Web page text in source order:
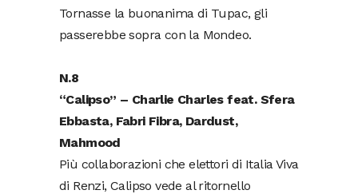
Tornasse la buonanima di Tupac, gli
passerebbe sopra con la Mondeo.
N.8
“Calipso” – Charlie Charles feat. Sfera
Ebbasta, Fabri Fibra, Dardust,
Mahmood
Più collaborazioni che elettori di Italia Viva
di Renzi, Calipso vede al ritornello